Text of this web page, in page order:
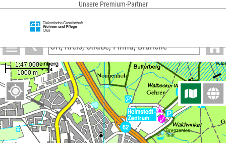
Unsere Premium-Partner